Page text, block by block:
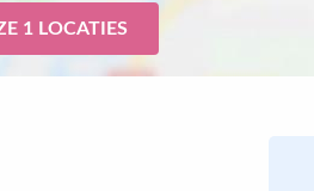
1 LOCATIES